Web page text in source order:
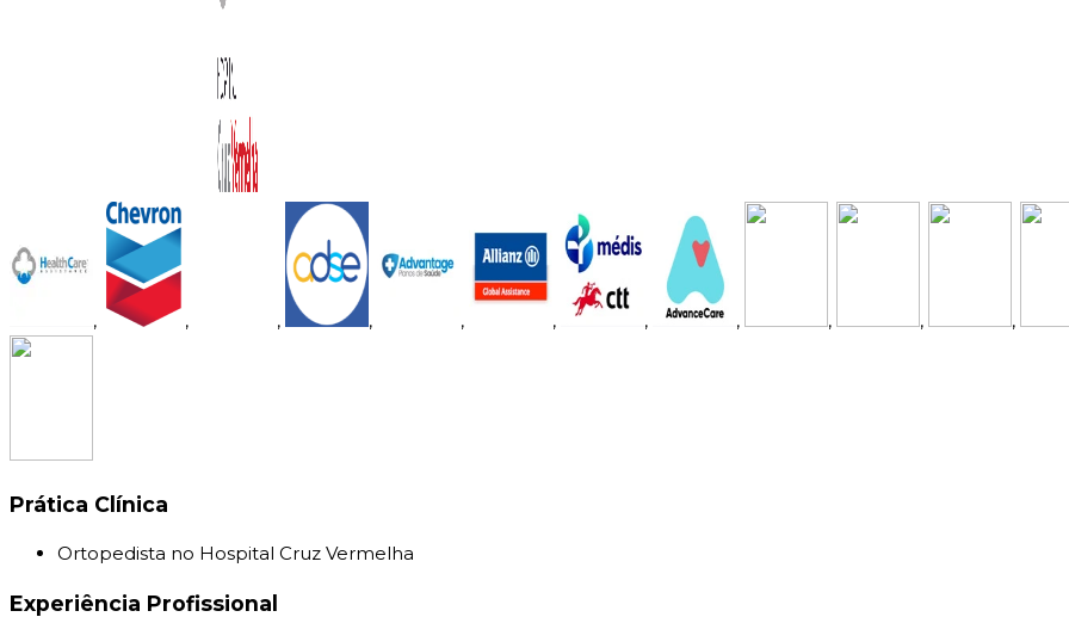
, , , , , , , , , , ,
Prática Clínica
Ortopedista no Hospital Cruz Vermelha
Experiência Profissional